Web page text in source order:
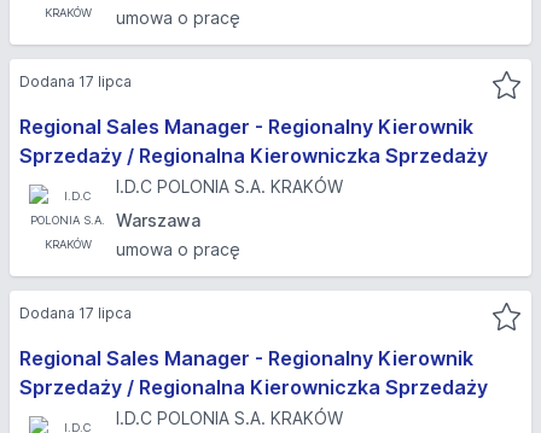
umowa o pracę
Regional Sales Manager - Regionalny Kierownik
Sprzedaży / Regionalna Kierowniczka Sprzedaży
I.D.C POLONIA S.A. KRAKÓW
Warszawa
umowa o pracę
Dodana 17 lipca
Regional Sales Manager - Regionalny Kierownik
Sprzedaży / Regionalna Kierowniczka Sprzedaży
I.D.C POLONIA S.A. KRAKÓW
Dodana 17 lipca